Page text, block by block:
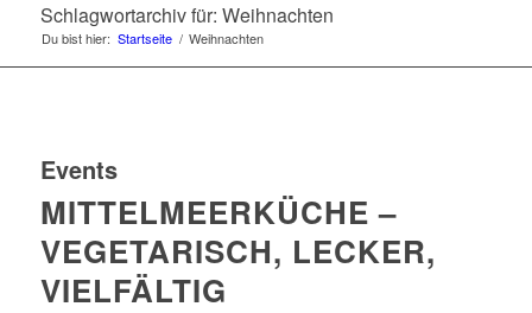
Schlagwortarchiv für: Weihnachten
Du bist hier: Startseite / Weihnachten
Events
MITTELMEERKÜCHE –
VEGETARISCH, LECKER,
VIELFÄLTIG